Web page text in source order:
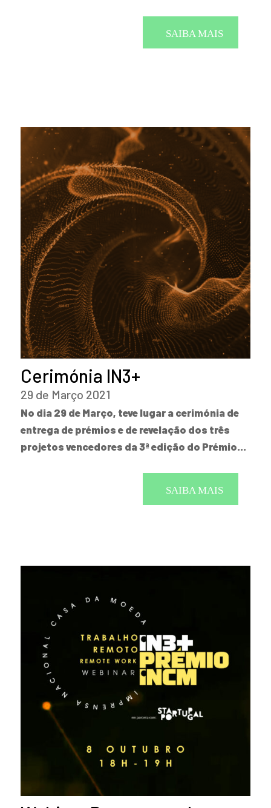
SAIBA MAIS
Cerimónia IN3+
29 de Março 2021
No dia 29 de Março, teve lugar a cerimónia de
entrega de prémios e de revelação dos três
projetos vencedores da 3ª edição do Prémio…
SAIBA MAIS